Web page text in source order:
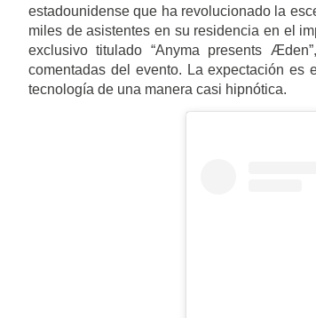
estadounidense que ha revolucionado la
miles de asistentes en su residencia en el
exclusivo titulado “Anyma presents
comentadas del evento. La expectación es
tecnología de una manera casi hipnótica.